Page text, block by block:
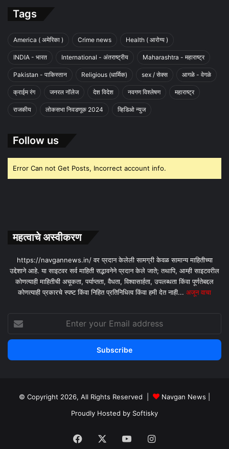
Tags
America ( अमेरिका ) Crime news Health ( आरोग्य )
INDIA - भारत International - अंतराष्ट्रीय Maharashtra - महाराष्ट्र
Pakistan - पाकिस्तान Religious (धार्मिक) sex / सेक्स आगळे - वेगळे
क्राईम रंग जनरल नॉलेज देश विदेश नवगण विश्लेषण महाराष्ट्र
राजकीय लोकसभा निवडणूक 2024 व्हिडिओ न्युज
Follow us
Error Can not Get Posts, Incorrect account info.
महत्वाचे अस्वीकरण
https://navgannews.in/ वर प्रदान केलेली सामग्री केवळ सामान्य माहितीच्या
उद्देशाने आहे. या साइटवर सर्व माहिती सद्भावनेने प्रदान केले जाते; तथापि, आम्ही साइटवरील
कोणत्याही माहितीची अचूकता, पर्याप्तता, वैधता, विश्वासार्हता, उपलब्धता किंवा पूर्णतेबद्दल
कोणत्याही प्रकारचे स्पष्ट किंवा निहित प्रतिनिधित्व किंवा हमी देत ​​नाही... अजून वाचा
your
Email
© Copyright 2026, All Rights Reserved | Navgan News
Proudly Hosted by Softisky
Facebook YouTubeInstagram